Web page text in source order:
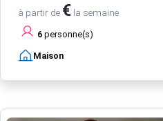
à partir de € la semaine
6 personne(s)
Maison